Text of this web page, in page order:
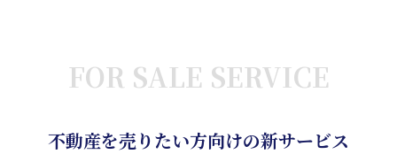
FOR SALE SERVICE
不動産を売りたい方向けの新サービス